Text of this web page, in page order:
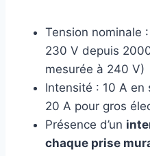
Tension nominale
230 V depuis
mesurée à 240 V)
Intensité : 10 A en
20 A pour gros
Présence d’un
chaque prise